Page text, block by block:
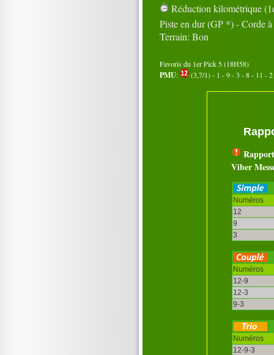
Réduction kilométrique
Piste en dur (GP *) - Corde à
Terrain: Bon
Favoris du 1er Pick 5 (18H58)
PMU: (3,7/1) - 1 - 9 - 3 - 8 - 11 -
Viber
Numéros
12
9
3
Numéros
12-9
12-3
9-3
Numéros
12-9-3